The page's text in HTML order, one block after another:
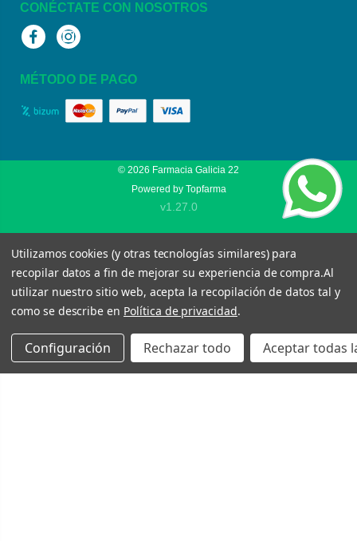
CONÉCTATE CON NOSOTROS
FacebookInstagram
MÉTODO DE PAGO
© 2026 Farmacia Galicia 22
Powered by Topfarma
v1.27.0
Utilizamos cookies (y otras tecnologías similares) para
recopilar datos a fin de mejorar su experiencia de compra.Al
utilizar nuestro sitio web, acepta la recopilación de datos tal y
como se describe en Política de privacidad.
Configuración Rechazar todo Aceptar todas